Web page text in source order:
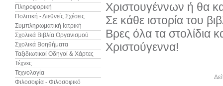
Πληροφορική
Πολιτική - Διεθνείς Σχέσεις
Συμπληρωματική Ιατρική
Σχολικά Βιβλία Οργανισμού
Σχολικά Βοηθήματα
Ταξιδιωτικοί Οδηγοί & Χάρτες
Τέχνες
Τεχνολογία
Φιλοσοφία - Φιλοσοφικό
Χριστουγέννων ή θα
Σε κάθε ιστορία του
Βρες όλα τα στολίδια
Χριστούγεννα!